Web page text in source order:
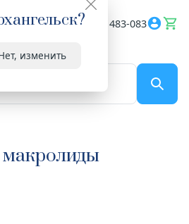
?
изменить
8182 483-083